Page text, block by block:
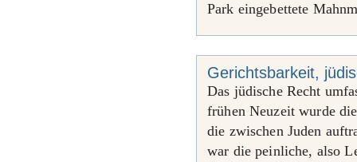
Park eingebettete
Gerichtsbarkeit,
Das jüdische Recht
frühen Neuzeit wurde
die zwischen Juden
war die peinliche, also